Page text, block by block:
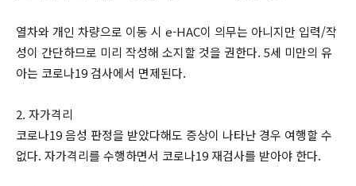
열차와 개인 차량으로 이동 시 e-HAC이 의무는 아니지만 입력/작
성이 간단하므로 미리 작성해 소지할 것을 권한다. 5세 미만의 유
아는 코로나19 검사에서 면제된다.
2. 자가격리
코로나19 음성 판정을 받았다해도 증상이 나타난 경우 여행할 수
없다. 자가격리를 수행하면서 코로나19 재검사를 받아야 한다.